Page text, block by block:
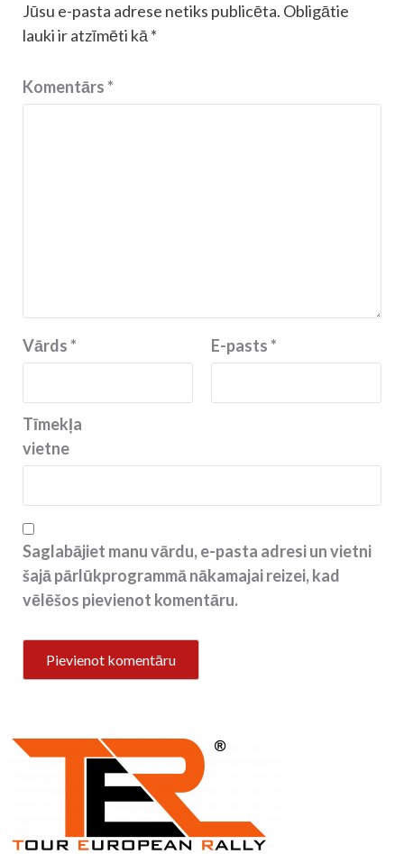
Jūsu e-pasta adrese netiks publicēta. Obligātie
lauki ir atzīmēti kā *
Komentārs*
Vārds* E-pasts*
Tīmekļa
vietne
Saglabājiet manu vārdu, e-pasta adresi un vietni
šajā pārlūkprogrammā nākamajai reizei, kad
vēlēšos pievienot komentāru.